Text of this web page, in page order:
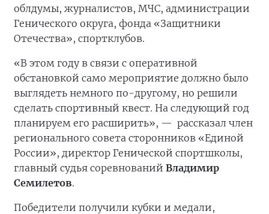
облдумы, журналистов, МЧС, администрации
Генического округа, фонда «Защитники
Отечества», спортклубов.
«В этом году в связи с оперативной
обстановкой само мероприятие должно было
выглядеть немного по-другому, но решили
сделать спортивный квест. На следующий год
планируем его расширить», — рассказал член
регионального совета сторонников «Единой
России», директор Генической спортшколы,
главный судья соревнований Владимир
Семилетов.
Победители получили кубки и медали,